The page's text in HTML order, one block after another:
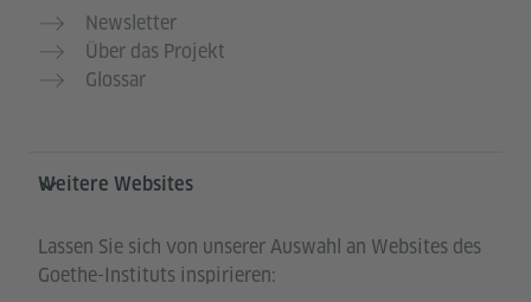
Newsletter
Über das Projekt
Glossar
Weitere Websites
Lassen Sie sich von unserer Auswahl an Websites des
Goethe-Instituts inspirieren: